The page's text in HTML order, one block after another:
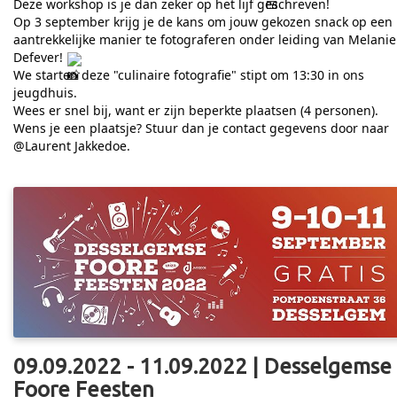
Deze workshop is je dan zeker op het lijf geschreven!
Op 3 september krijg je de kans om jouw gekozen snack op een
aantrekkelijke manier te fotograferen onder leiding van Melanie
Defever!
We starten deze "culinaire fotografie" stipt om 13:30 in ons
jeugdhuis.
Wees er snel bij, want er zijn beperkte plaatsen (4 personen).
Wens je een plaatsje? Stuur dan je contact gegevens door naar
@Laurent Jakkedoe.
09.09.2022 - 11.09.2022 | Desselgemse
Foore Feesten